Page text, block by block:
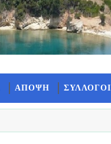
ΑΠΟΨΗ ΣΥΛΛΟΓΟΙ